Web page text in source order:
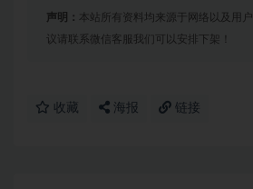
声明： 本站所有资料均来源于网络以及用
议请联系微信客服我们可以安排下架！
收藏 海报 链接